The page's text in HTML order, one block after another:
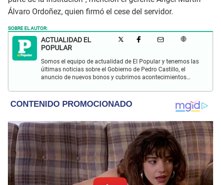
Álvaro Ordoñez, quien firmó el cese del servidor.
SOBRE EL AUTOR:
ACTUALIDAD EL
POPULAR
Somos el equipo de actualidad de El Popular y tenemos las
últimas noticias sobre el Gobierno de Pedro Castillo, el
anuncio de nuevos bonos y cubrimos acontecimientos